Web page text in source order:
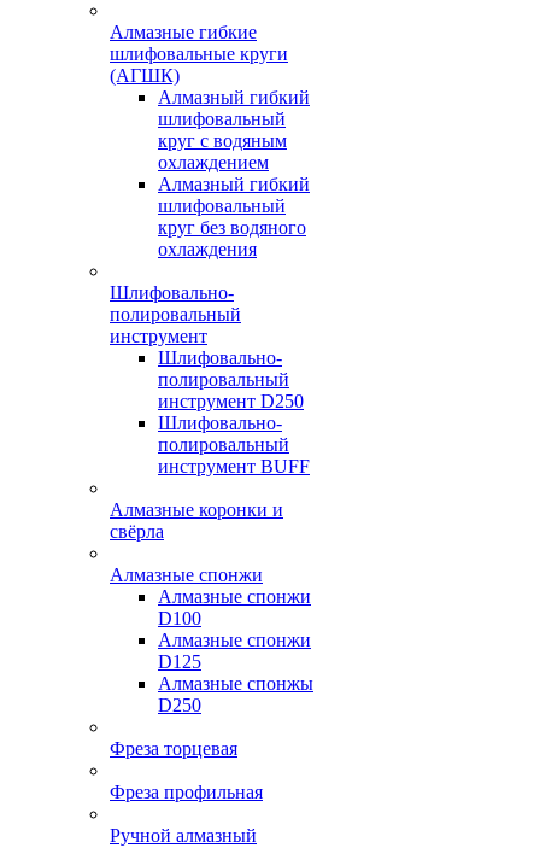
Алмазные гибкие
шлифовальные круги
(АГШК)
Алмазный гибкий
шлифовальный
круг с водяным
охлаждением
Алмазный гибкий
шлифовальный
круг без водяного
охлаждения
Шлифовально-
полировальный
инструмент
Шлифовально-
полировальный
инструмент D250
Шлифовально-
полировальный
инструмент BUFF
Алмазные коронки и
свёрла
Алмазные спонжи
Алмазные спонжи
D100
Алмазные спонжи
D125
Алмазные спонжы
D250
Фреза торцевая
Фреза профильная
Ручной алмазный